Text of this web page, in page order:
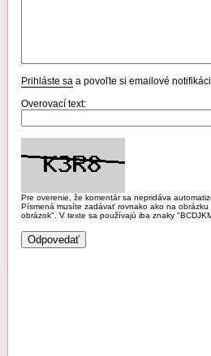
Prihláste sa a povoľte si emailové
Overovací text:
Pre overenie, že komentár sa nepridáva
Písmená musíte zadávať rovnako ako na
obrázok". V texte sa používajú iba znaky